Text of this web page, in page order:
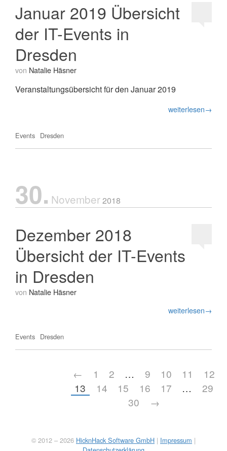
Januar 2019 Übersicht
der IT-Events in
Dresden
von Natalie Häsner
Veranstaltungsübersicht für den Januar 2019
weiterlesen→
Events Dresden
30. November2018
Dezember 2018
Übersicht der IT-Events
in Dresden
von Natalie Häsner
weiterlesen→
Events Dresden
← 1 2 … 9 10 11
12
13
14 15 16 17 …
29
30
→
© 2012 – 2026 HicknHack Software GmbH | Impressum |